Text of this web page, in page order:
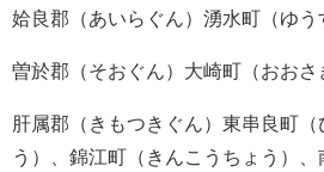
姶良郡（あいらぐん）湧水町（ゆう
曽於郡（そおぐん）大崎町（おおさ
肝属郡（きもつきぐん）東串良町（
う）、錦江町（きんこうちょう）